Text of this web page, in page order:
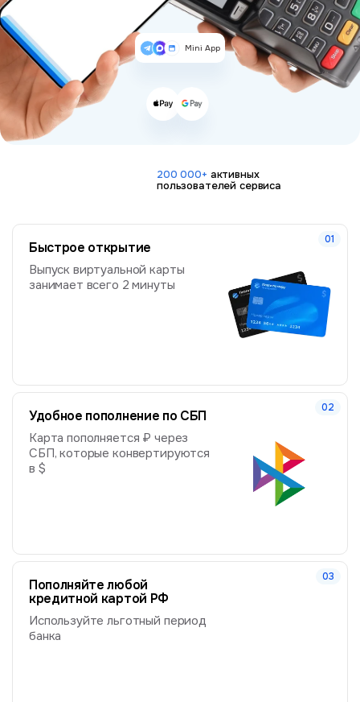
Mini App
200 000+ активных
пользователей сервиса
Быстрое открытие
Выпуск виртуальной карты
занимает всего 2 минуты
Удобное пополнение по СБП
Карта пополняется ₽ через
СБП, которые конвертируются
в $
Пополняйте любой
кредитной картой РФ
Используйте льготный период
банка